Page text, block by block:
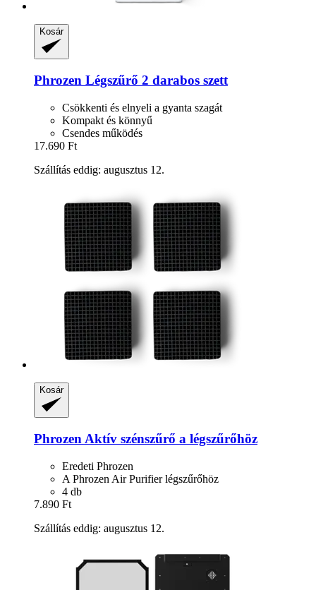
Kosár
Phrozen Légszűrő 2 darabos szett
Csökkenti és elnyeli a gyanta szagát
Kompakt és könnyű
Csendes működés
17.690 Ft
Szállítás eddig: augusztus 12.
Kosár
Phrozen Aktív szénszűrő a légszűrőhöz
Eredeti Phrozen
A Phrozen Air Purifier légszűrőhöz
4 db
7.890 Ft
Szállítás eddig: augusztus 12.